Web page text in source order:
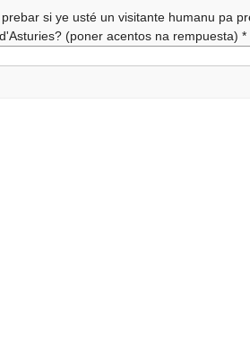
si ye usté un visitante humanu pa
(poner acentos na rempuesta)*